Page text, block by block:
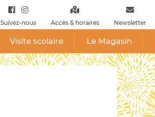
Suivez-nous Accès & horaires Newsletter
Visite scolaire Le Magasin